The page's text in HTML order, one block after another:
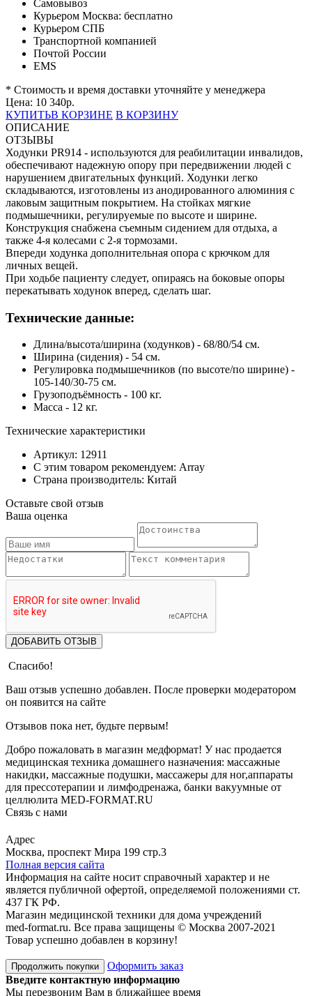
Самовывоз
Курьером Москва: бесплатно
Курьером СПБ
Транспортной компанией
Почтой России
EMS
* Стоимость и время доставки уточняйте у менеджера
Цена: 10 340р.
КУПИТЬВ КОРЗИНЕ В КОРЗИНУ
ОПИСАНИЕ
ОТЗЫВЫ
Ходунки PR914 - используются для реабилитации инвалидов,
обеспечивают надежную опору при передвижении людей с
нарушением двигательных функций. Ходунки легко
складываются, изготовлены из анодированного алюминия с
лаковым защитным покрытием. На стойках мягкие
подмышечники, регулируемые по высоте и ширине.
Конструкция снабжена съемным сидением для отдыха, а
также 4-я колесами с 2-я тормозами.
Впереди ходунка дополнительная опора с крючком для
личных вещей.
При ходьбе пациенту следует, опираясь на боковые опоры
перекатывать ходунок вперед, сделать шаг.
Технические данные:
Длина/высота/ширина (ходунков) - 68/80/54 см.
Ширина (сидения) - 54 см.
Регулировка подмышечников (по высоте/по ширине) -
105-140/30-75 см.
Грузоподъёмность - 100 кг.
Масса - 12 кг.
Технические характеристики
Артикул: 12911
С этим товаром рекомендуем: Array
Страна производитель: Китай
Оставьте свой отзыв
Ваша оценка
ДОБАВИТЬ ОТЗЫВ
Спасибо!
Ваш отзыв успешно добавлен. После проверки модератором
он появится на сайте
Отзывов пока нет, будьте первым!
Добро пожаловать в магазин медформат! У нас продается
медицинская техника домашнего назначения: массажные
накидки, массажные подушки, массажеры для ног,аппараты
для прессотерапии и лимфодренажа, банки вакуумные от
целлюлита MED-FORMAT.RU
Связь с нами
Адрес
Москва, проспект Мира 199 стр.3
Полная версия сайта
Информация на сайте носит справочный характер и не
является публичной офертой, определяемой положениями ст.
437 ГК РФ.
Магазин медицинской техники для дома учреждений
med-format.ru. Все права защищены © Москва 2007-2021
Товар успешно добавлен в корзину!
Продолжить покупки
Оформить заказ
Введите контактную информацию
Мы перезвоним Вам в ближайшее время